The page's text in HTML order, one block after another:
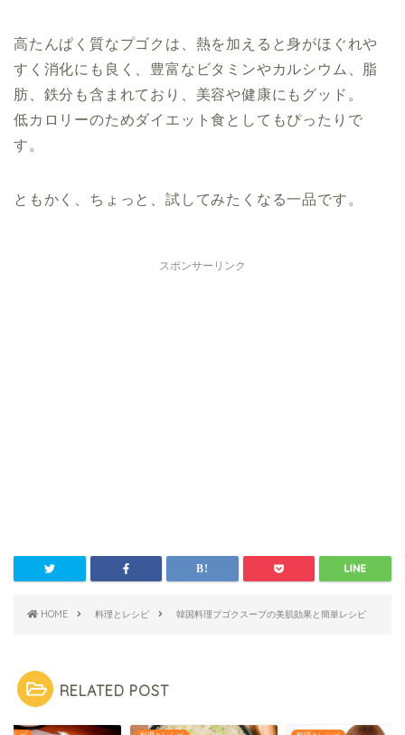
高たんぱく質なプゴクは、熱を加えると身がほぐれや
すく消化にも良く、豊富なビタミンやカルシウム、脂
肪、鉄分も含まれており、美容や健康にもグッド。
低カロリーのためダイエット食としてもぴったりで
す。
ともかく、ちょっと、試してみたくなる一品です。
スポンサーリンク
HOME 料理とレシピ 韓国料理プゴクスープの美肌効果と簡単レシピ
RELATED POST